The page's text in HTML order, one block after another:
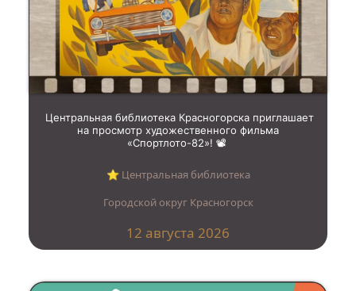
Центральная библиотека Красногорска приглашает
на просмотр художественного фильма
«Спортлото-82»! 📽️
⭐︎ Центральная библиотека
Городской округ Красногорск
12 августа 2026